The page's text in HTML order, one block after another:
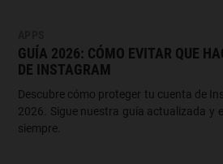
GUÍA 2026: CÓMO EVITAR QUE
DE INSTAGRAM
Descubre cómo proteger tu cuenta de
2026. Sigue nuestra guía actualizada y
siempre.